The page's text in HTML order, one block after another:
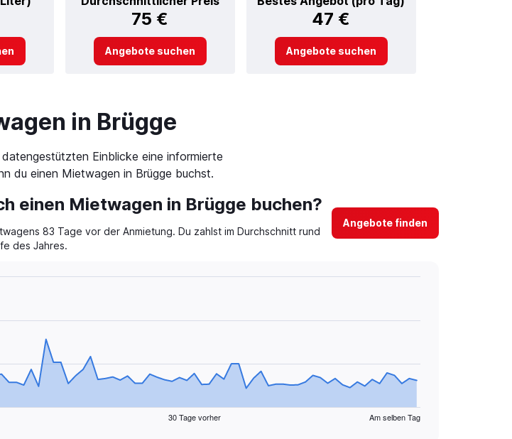
75 € 47 €
Angebote suchen Angebote suchen
in Brügge
Einblicke eine informierte
du einen Mietwagen in Brügge buchst.
einen Mietwagen in Brügge buchen?
83 Tage vor der Anmietung. Du zahlst im Durchschnitt rund
des Jahres.
Angebote finden
30 Tage vorher Am selben Tag